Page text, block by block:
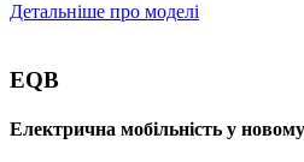
Детальніше про моделі
EQB
Електрична мобільність у